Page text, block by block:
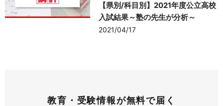
【県別/科目別】2021年度公立高校
入試結果～塾の先生が分析～
2021/04/17
教育・受験情報が無料で届く